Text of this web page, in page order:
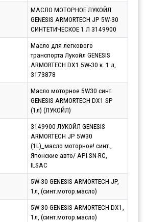
МАСЛО МОТОРНОЕ ЛУКОЙЛ
GENESIS ARMORTECH JP 5W-30
СИНТЕТИЧЕСКОЕ 1 Л 3149900
Масло для легкового
транспорта Лукойл GENESIS
ARMORTECH DX1 5W-30 к. 1 л,
3173878
Масло моторное 5W30 синт.
GENESIS ARMORTECH DX1 SP
(1л) (ЛУКОЙЛ)
3149900 ЛУКОЙЛ GENESIS
ARMORTECH JP 5W30
(1L)_масло моторное! синт.,
Японские авто/ API SN-RC,
ILSAC
5W-30 GENESIS ARMORTECH JP,
1л, (синт.мотор.масло)
5W-30 GENESIS ARMORTECH DX1,
1л, (синт.мотор.масло)